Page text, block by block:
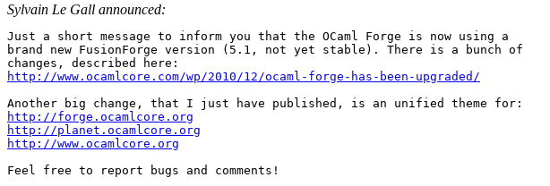
Sylvain Le Gall announced:
Just a short message to inform you that the OCaml Forge is now using a
brand new FusionForge version (5.1, not yet stable). There is a bunch of
http://www.ocamlcore.com/wp/2010/12/ocaml-forge-has-been-upgraded/
http://forge.ocamlcore.org
http://planet.ocamlcore.org
http://www.ocamlcore.org
Feel free to report bugs and comments!